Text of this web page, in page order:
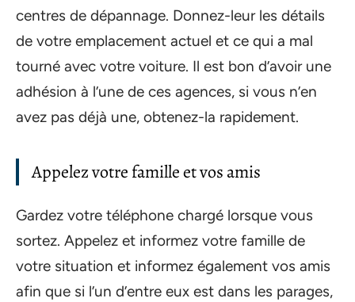
centres de dépannage. Donnez-leur les détails
de votre emplacement actuel et ce qui a mal
tourné avec votre voiture. Il est bon d’avoir une
adhésion à l’une de ces agences, si vous n’en
avez pas déjà une, obtenez-la rapidement.
Appelez votre famille et vos amis
Gardez votre téléphone chargé lorsque vous
sortez. Appelez et informez votre famille de
votre situation et informez également vos amis
afin que si l’un d’entre eux est dans les parages,